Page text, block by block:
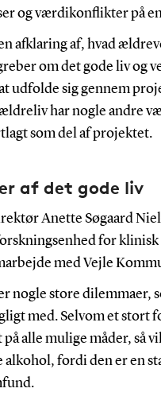
og værdikonflikter på
afklaring af, hvad
om det gode liv og
udfolde sig gennem
har nogle andre
som del af projektet.
af det gode liv
Anette Søgaard
for
med Vejle
nogle store dilemmaer,
med. Selvom et stort
alle mulige måder, så
alkohol, fordi den er en